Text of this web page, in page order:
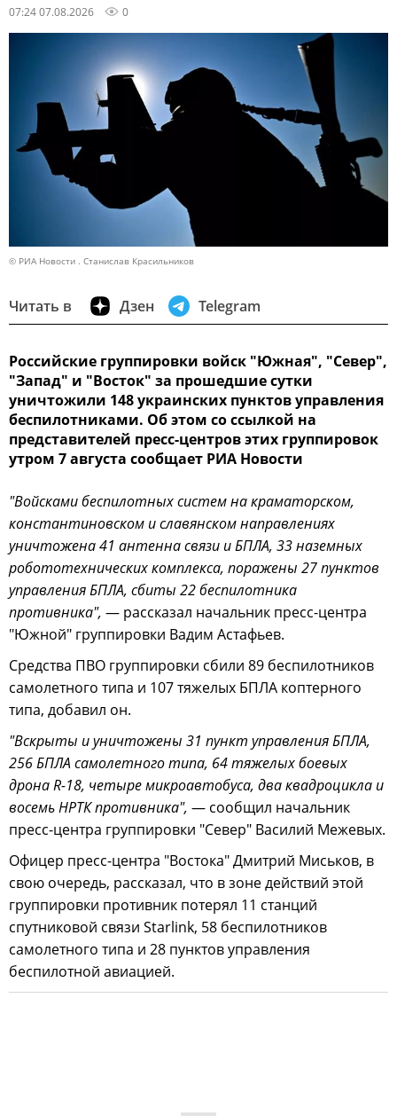
07:24 07.08.2026 0
© РИА Новости . Станислав Красильников
Читать в Дзен Telegram
Российские группировки войск "Южная", "Север",
"Запад" и "Восток" за прошедшие сутки
уничтожили 148 украинских пунктов управления
беспилотниками. Об этом со ссылкой на
представителей пресс-центров этих группировок
утром 7 августа сообщает РИА Новости
"Войсками беспилотных систем на краматорском,
константиновском и славянском направлениях
уничтожена 41 антенна связи и БПЛА, 33 наземных
робототехнических комплекса, поражены 27 пунктов
управления БПЛА, сбиты 22 беспилотника
противника", — рассказал начальник пресс-центра
"Южной" группировки Вадим Астафьев.
Средства ПВО группировки сбили 89 беспилотников
самолетного типа и 107 тяжелых БПЛА коптерного
типа, добавил он.
"Вскрыты и уничтожены 31 пункт управления БПЛА,
256 БПЛА самолетного типа, 64 тяжелых боевых
дрона R-18, четыре микроавтобуса, два квадроцикла и
восемь НРТК противника", — сообщил начальник
пресс-центра группировки "Север" Василий Межевых.
Офицер пресс-центра "Востока" Дмитрий Миськов, в
свою очередь, рассказал, что в зоне действий этой
группировки противник потерял 11 станций
спутниковой связи Starlink, 58 беспилотников
самолетного типа и 28 пунктов управления
беспилотной авиацией.